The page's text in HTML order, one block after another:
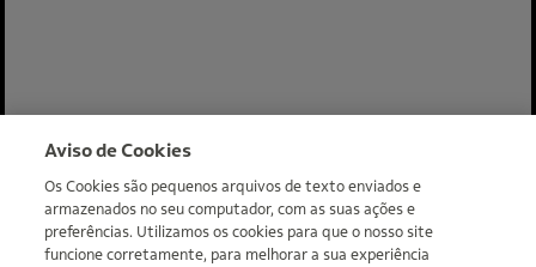
Aviso de Cookies
Os Cookies são pequenos arquivos de texto enviados e
armazenados no seu computador, com as suas ações e
preferências. Utilizamos os cookies para que o nosso site
funcione corretamente, para melhorar a sua experiência